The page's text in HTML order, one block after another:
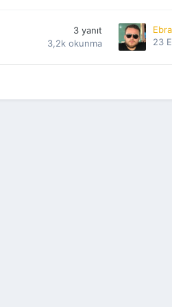
3 yanıt
3,2k okunma
23